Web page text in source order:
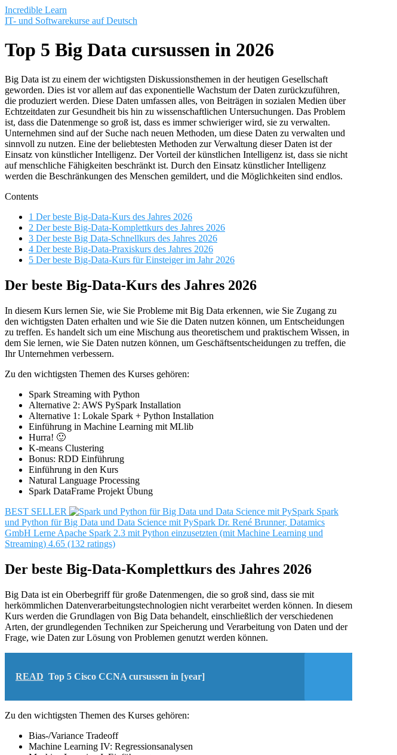
Saltar
al
Incredible Learn
IT- und Softwarekurse auf Deutsch
Top 5 Big Data cursussen in 2026
Big Data ist zu einem der wichtigsten Diskussionsthemen in der heutigen Gesellschaft
geworden. Dies ist vor allem auf das exponentielle Wachstum der Daten zurückzuführen,
die produziert werden. Diese Daten umfassen alles, von Beiträgen in sozialen Medien über
Echtzeitdaten zur Gesundheit bis hin zu wissenschaftlichen Untersuchungen. Das Problem
ist, dass die Datenmenge so groß ist, dass es immer schwieriger wird, sie zu verwalten.
Unternehmen sind auf der Suche nach neuen Methoden, um diese Daten zu verwalten und
sinnvoll zu nutzen. Eine der beliebtesten Methoden zur Verwaltung dieser Daten ist der
Einsatz von künstlicher Intelligenz. Der Vorteil der künstlichen Intelligenz ist, dass sie nicht
auf menschliche Fähigkeiten beschränkt ist. Durch den Einsatz künstlicher Intelligenz
werden die Beschränkungen des Menschen gemildert, und die Möglichkeiten sind endlos.
Contents
1 Der beste Big-Data-Kurs des Jahres 2026
2 Der beste Big-Data-Komplettkurs des Jahres 2026
3 Der beste Big Data-Schnellkurs des Jahres 2026
4 Der beste Big-Data-Praxiskurs des Jahres 2026
5 Der beste Big-Data-Kurs für Einsteiger im Jahr 2026
Der beste Big-Data-Kurs des Jahres 2026
In diesem Kurs lernen Sie, wie Sie Probleme mit Big Data erkennen, wie Sie Zugang zu
den wichtigsten Daten erhalten und wie Sie die Daten nutzen können, um Entscheidungen
zu treffen. Es handelt sich um eine Mischung aus theoretischem und praktischem Wissen, in
dem Sie lernen, wie Sie Daten nutzen können, um Geschäftsentscheidungen zu treffen, die
Ihr Unternehmen verbessern.
Zu den wichtigsten Themen des Kurses gehören:
Spark Streaming with Python
Alternative 2: AWS PySpark Installation
Alternative 1: Lokale Spark + Python Installation
Einführung in Machine Learning mit MLlib
Hurra! 🙂
K-means Clustering
Bonus: RDD Einführung
Einführung in den Kurs
Natural Language Processing
Spark DataFrame Projekt Übung
BEST SELLER
Spark
und Python für Big Data und Data Science mit PySpark Dr. René Brunner, Datamics
GmbH Lerne Apache Spark 2.3 mit Python einzusetzten (mit Machine Learning und
Streaming) 4.65 (132 ratings)
Der beste Big-Data-Komplettkurs des Jahres 2026
Big Data ist ein Oberbegriff für große Datenmengen, die so groß sind, dass sie mit
herkömmlichen Datenverarbeitungstechnologien nicht verarbeitet werden können. In diesem
Kurs werden die Grundlagen von Big Data behandelt, einschließlich der verschiedenen
Arten, der grundlegenden Techniken zur Speicherung und Verarbeitung von Daten und der
Frage, wie Daten zur Lösung von Problemen genutzt werden können.
READ Top 5 Cisco CCNA cursussen in [year]
Zu den wichtigsten Themen des Kurses gehören:
Bias-/Variance Tradeoff
Machine Learning IV: Regressionsanalysen